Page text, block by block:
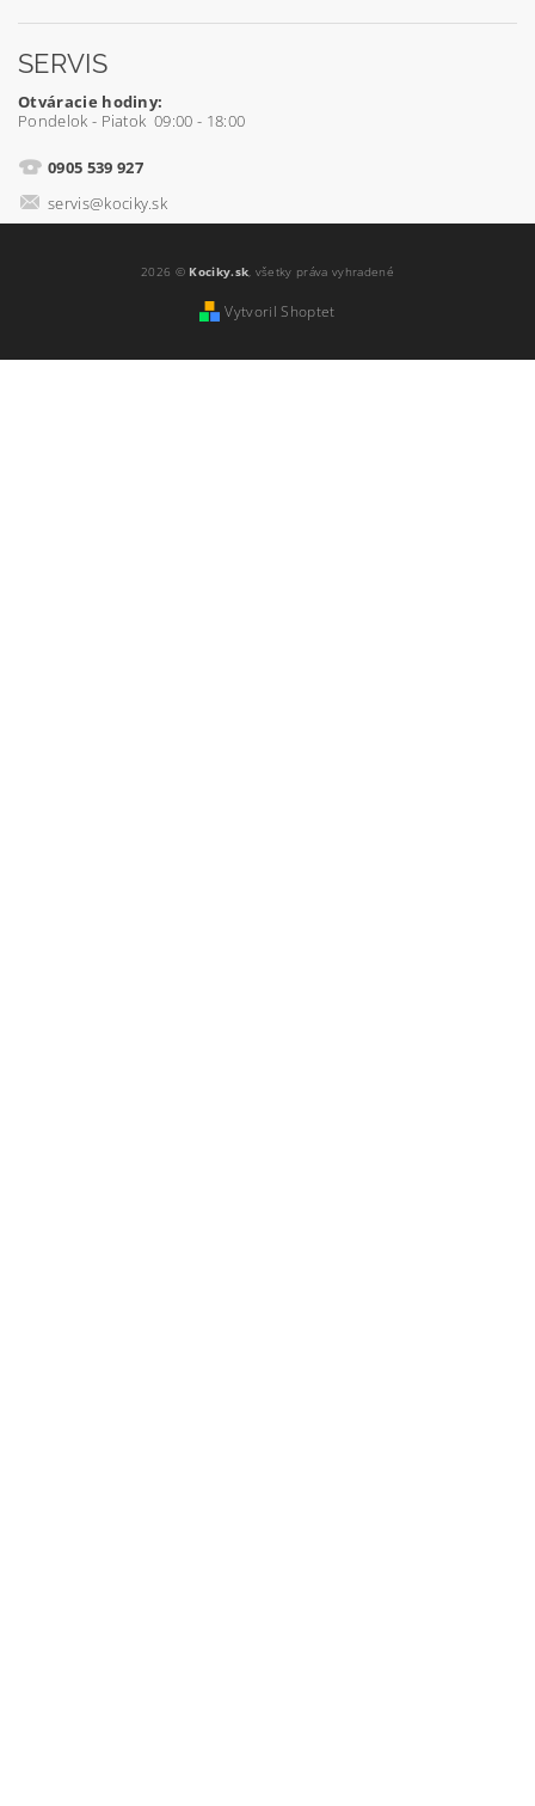
SERVIS
Otváracie hodiny:
Pondelok - Piatok 09:00 - 18:00
0905 539 927
servis@kociky.sk
2026 © Kociky.sk, všetky práva vyhradené
Vytvoril Shoptet